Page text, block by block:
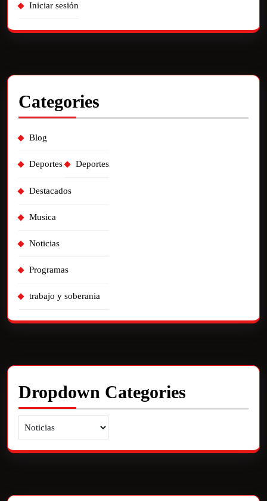
Iniciar sesión
Categories
Blog
Deportes Deportes
Destacados
Musica
Noticias
Programas
trabajo y soberania
Dropdown Categories